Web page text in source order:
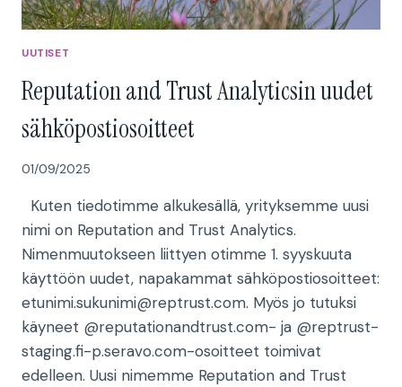
UUTISET
Reputation and Trust Analyticsin uudet
sähköpostiosoitteet
01/09/2025
Kuten tiedotimme alkukesällä, yrityksemme uusi
nimi on Reputation and Trust Analytics.
Nimenmuutokseen liittyen otimme 1. syyskuuta
käyttöön uudet, napakammat sähköpostiosoitteet:
etunimi.sukunimi@reptrust.com. Myös jo tutuksi
käyneet @reputationandtrust.com- ja @reptrust-
staging.fi-p.seravo.com-osoitteet toimivat
edelleen. Uusi nimemme Reputation and Trust